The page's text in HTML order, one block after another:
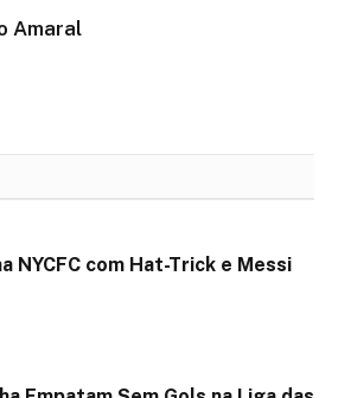
Amaral
NYCFC com Hat-Trick e Messi